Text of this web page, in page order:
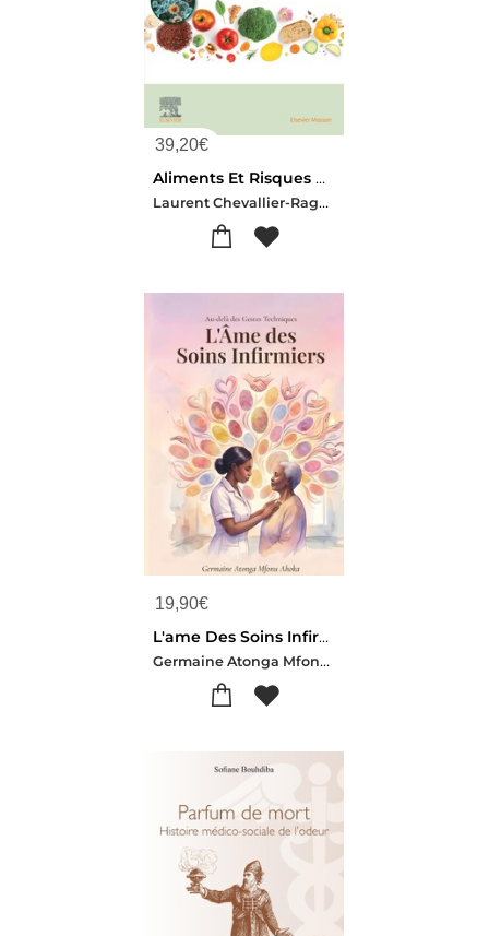
39,20€
Aliments Et Risques Alimentaires : Guide Des Principes Nutritionnels Et Des Enjeux De Securite Sanitaire Des Aliments
Laurent Chevallier-Ragnar Weissmann
19,90€
L'ame Des Soins Infirmiers : Au-dela Des Gestes Techniques
Germaine Atonga Mfonu Ahoka